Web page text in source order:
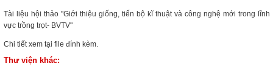
Tài liệu hội thảo "Giới thiệu giống, tiến bộ kĩ thuật và công nghệ mới trong lĩnh
vực trồng trọt- BVTV"
Chi tiết xem tại file đính kèm.
Thư viện khác: